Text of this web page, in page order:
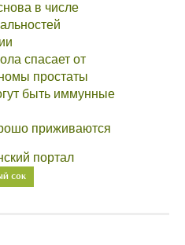
в числе
спасает от
простаты
быть иммунные
приживаются
портал
СОК